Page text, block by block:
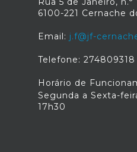
6100-221 Cernache
Email: j.f@jf-
Telefone: 274809318
Horário de
Segunda a Sexta-
17h30